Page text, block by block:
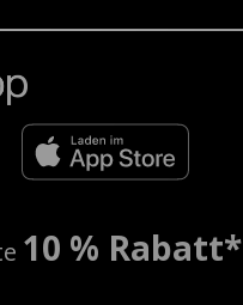
10 % Rabatt*